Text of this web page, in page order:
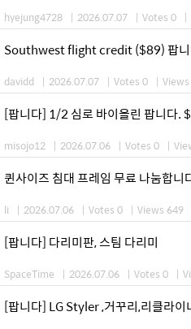
hyejung4728 | 2026.07.07 | Votes 0 |
Southwest flight credit ($89) 팝
davidd | 2026.07.07 | Votes 0 |
[팝니다] 1/2 심로 바이올린 팝니다.
misojo12 | 2026.07.06 | Votes 0 |
퀸사이즈 침대 프레임 무료 나눔합니
li | 2026.07.06 | Votes 0 | Views 649
[팝니다] 다리미판, 스팀 다리미
SpaceTime | 2026.07.06 | Votes 0 |
[팝니다] LG Styler ,거꾸리,리클라이